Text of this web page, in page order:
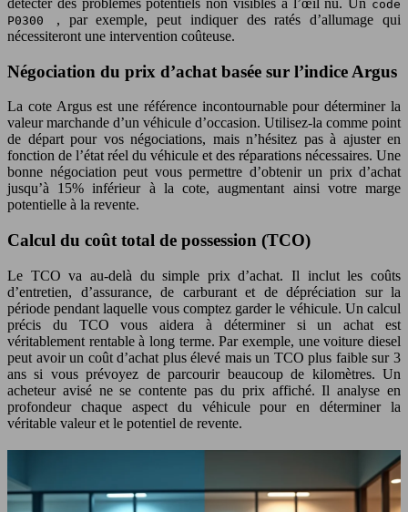
code
P0300 , par exemple, peut indiquer des ratés d’allumage qui
nécessiteront une intervention coûteuse.
Négociation du prix d’achat basée sur l’indice Argus
La cote Argus est une référence incontournable pour déterminer la
valeur marchande d’un véhicule d’occasion. Utilisez-la comme point
de départ pour vos négociations, mais n’hésitez pas à ajuster en
fonction de l’état réel du véhicule et des réparations nécessaires. Une
bonne négociation peut vous permettre d’obtenir un prix d’achat
jusqu’à 15% inférieur à la cote, augmentant ainsi votre marge
potentielle à la revente.
Calcul du coût total de possession (TCO)
Le TCO va au-delà du simple prix d’achat. Il inclut les coûts
d’entretien, d’assurance, de carburant et de dépréciation sur la
période pendant laquelle vous comptez garder le véhicule. Un calcul
précis du TCO vous aidera à déterminer si un achat est
véritablement rentable à long terme. Par exemple, une voiture diesel
peut avoir un coût d’achat plus élevé mais un TCO plus faible sur 3
ans si vous prévoyez de parcourir beaucoup de kilomètres. Un
acheteur avisé ne se contente pas du prix affiché. Il analyse en
profondeur chaque aspect du véhicule pour en déterminer la
véritable valeur et le potentiel de revente.